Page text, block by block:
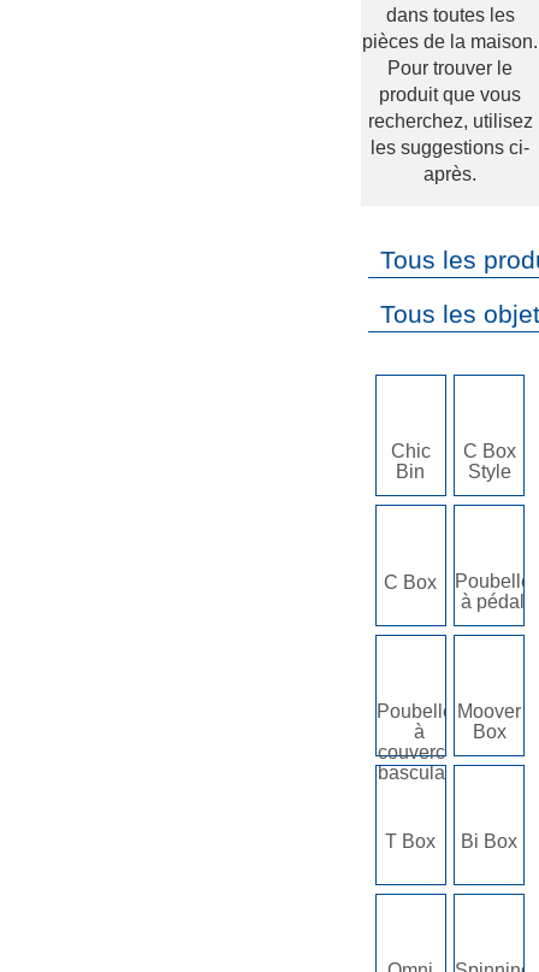
dans toutes les
pièces de la maison.
Pour trouver le
produit que vous
recherchez, utilisez
les suggestions ci-
après.
Tous les
Tous les
Chic
Bin
C Box
Style
C Box
à pédale
Poubelles
à
couvercle
basculant
Moover
Box
T Box Bi Box